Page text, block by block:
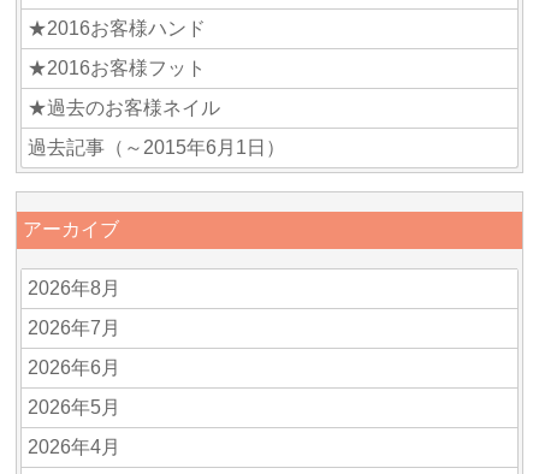
★2016お客様ハンド
★2016お客様フット
★過去のお客様ネイル
過去記事（～2015年6月1日）
アーカイブ
2026年8月
2026年7月
2026年6月
2026年5月
2026年4月